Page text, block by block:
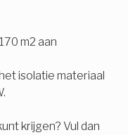
m2 aan
isolatie materiaal
krijgen? Vul dan